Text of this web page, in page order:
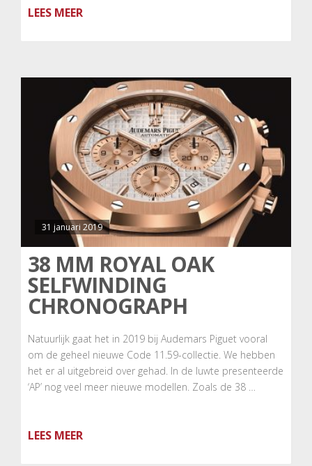
LEES MEER
31 januari 2019
38 MM ROYAL OAK
SELFWINDING
CHRONOGRAPH
Natuurlijk gaat het in 2019 bij Audemars Piguet vooral
om de geheel nieuwe Code 11.59-collectie. We hebben
het er al uitgebreid over gehad. In de luwte presenteerde
‘AP’ nog veel meer nieuwe modellen. Zoals de 38 …
LEES MEER